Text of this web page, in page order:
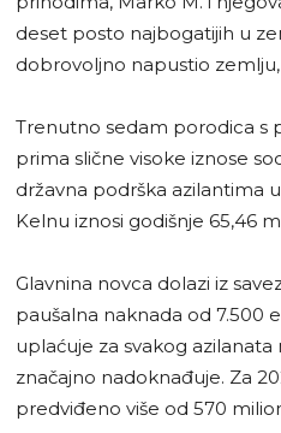
deset posto najbogatijih u
dobrovoljno napustio
Trenutno sedam porodica s
prima slične visoke iznose
državna podrška azilantima
Kelnu iznosi godišnje 65,46
Glavnina novca dolazi iz
paušalna naknada od 7.500
uplaćuje za svakog azilanata
značajno nadoknađuje. Za
predviđeno više od 570